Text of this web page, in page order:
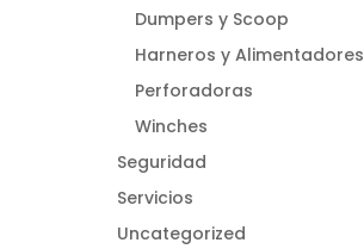
Dumpers y Scoop
Harneros y Alimentadores
Perforadoras
Winches
Seguridad
Servicios
Uncategorized